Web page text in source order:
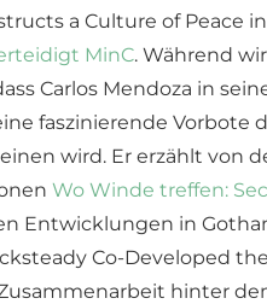
a Culture of Peace
MinC. Während
Carlos Mendoza in
faszinierende
wird. Er erzählt
Wo Winde treffen:
Entwicklungen in
Co-Developed
hinter